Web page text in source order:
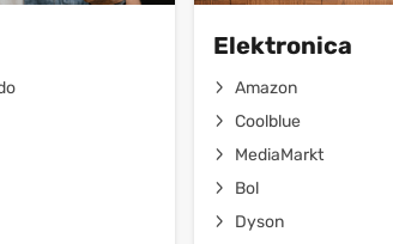
Elektronica
Amazon
Coolblue
MediaMarkt
Bol
Dyson